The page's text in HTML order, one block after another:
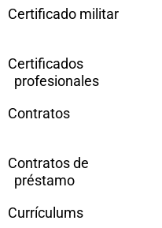
Certificado militar
Certificados
profesionales
Contratos
Contratos de
préstamo
Currículums